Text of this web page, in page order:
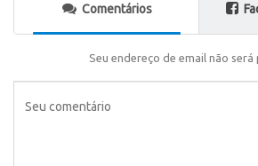
Comentários
Seu endereço de email não será